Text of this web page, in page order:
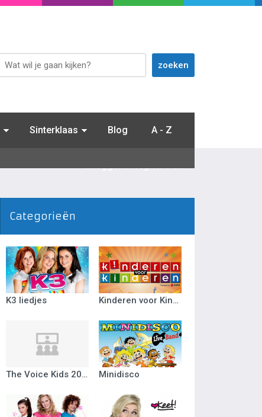
Sinterklaas Blog A - Z
Inloggen / Registreren
Categorieën
K3 liedjes Kinderen voor Kinderen
The Voice Kids 2018 Minidisco